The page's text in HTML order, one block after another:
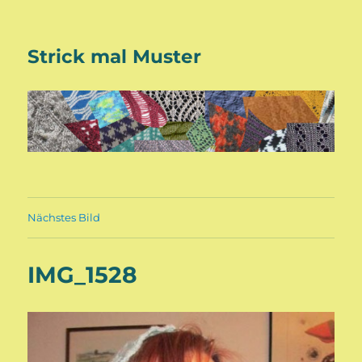
Strick mal Muster
Nächstes Bild
IMG_1528